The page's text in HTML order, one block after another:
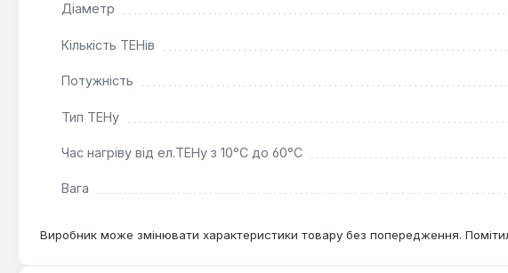
Діаметр
Кількість ТЕНів
Потужність
Тип ТЕНу
Час нагріву від ел.ТЕНу з 10°С до 60°С
Вага
Виробник може змінювати характеристики товару без попередження.